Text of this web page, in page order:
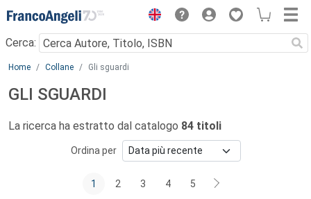
Menu
Cerca:
Main content
Home Collane Gli sguardi
GLI SGUARDI
La ricerca ha estratto dal catalogo 84 titoli
Ordina per
1 2 3 4 5